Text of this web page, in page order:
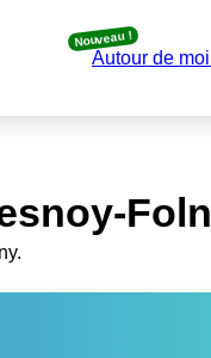
Autour de moi
Nouveau !